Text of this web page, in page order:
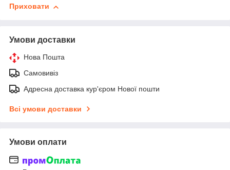
Приховати
Умови доставки
Нова Пошта
Самовивіз
Адресна доставка кур'єром Нової пошти
Всі умови доставки
Умови оплати